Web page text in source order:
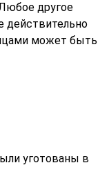
другое
действительно
может быть
уготованы в